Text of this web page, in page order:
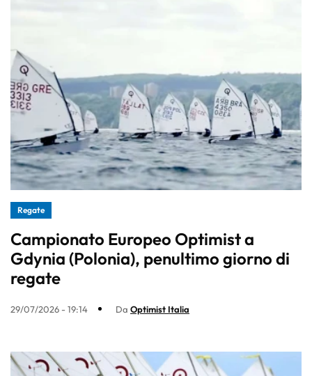
Regate
Campionato Europeo Optimist a
Gdynia (Polonia), penultimo giorno di
regate
29/07/2026 - 19:14 Da Optimist Italia